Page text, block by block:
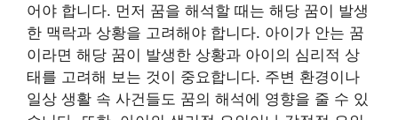
어야 합니다. 먼저 꿈을 해석할 때는 해당 꿈이 발생
한 맥락과 상황을 고려해야 합니다. 아이가 안는 꿈
이라면 해당 꿈이 발생한 상황과 아이의 심리적 상
태를 고려해 보는 것이 중요합니다. 주변 환경이나
일상 생활 속 사건들도 꿈의 해석에 영향을 줄 수 있